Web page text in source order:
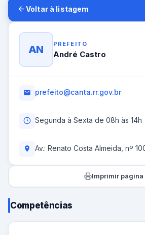
Voltar à listagem
AN PREFEITO
André Castro
prefeito@canta.rr.gov.br
Segunda à Sexta de 08h às 14h
Av.: Renato Costa Almeida, nº
Imprimir página
Competências